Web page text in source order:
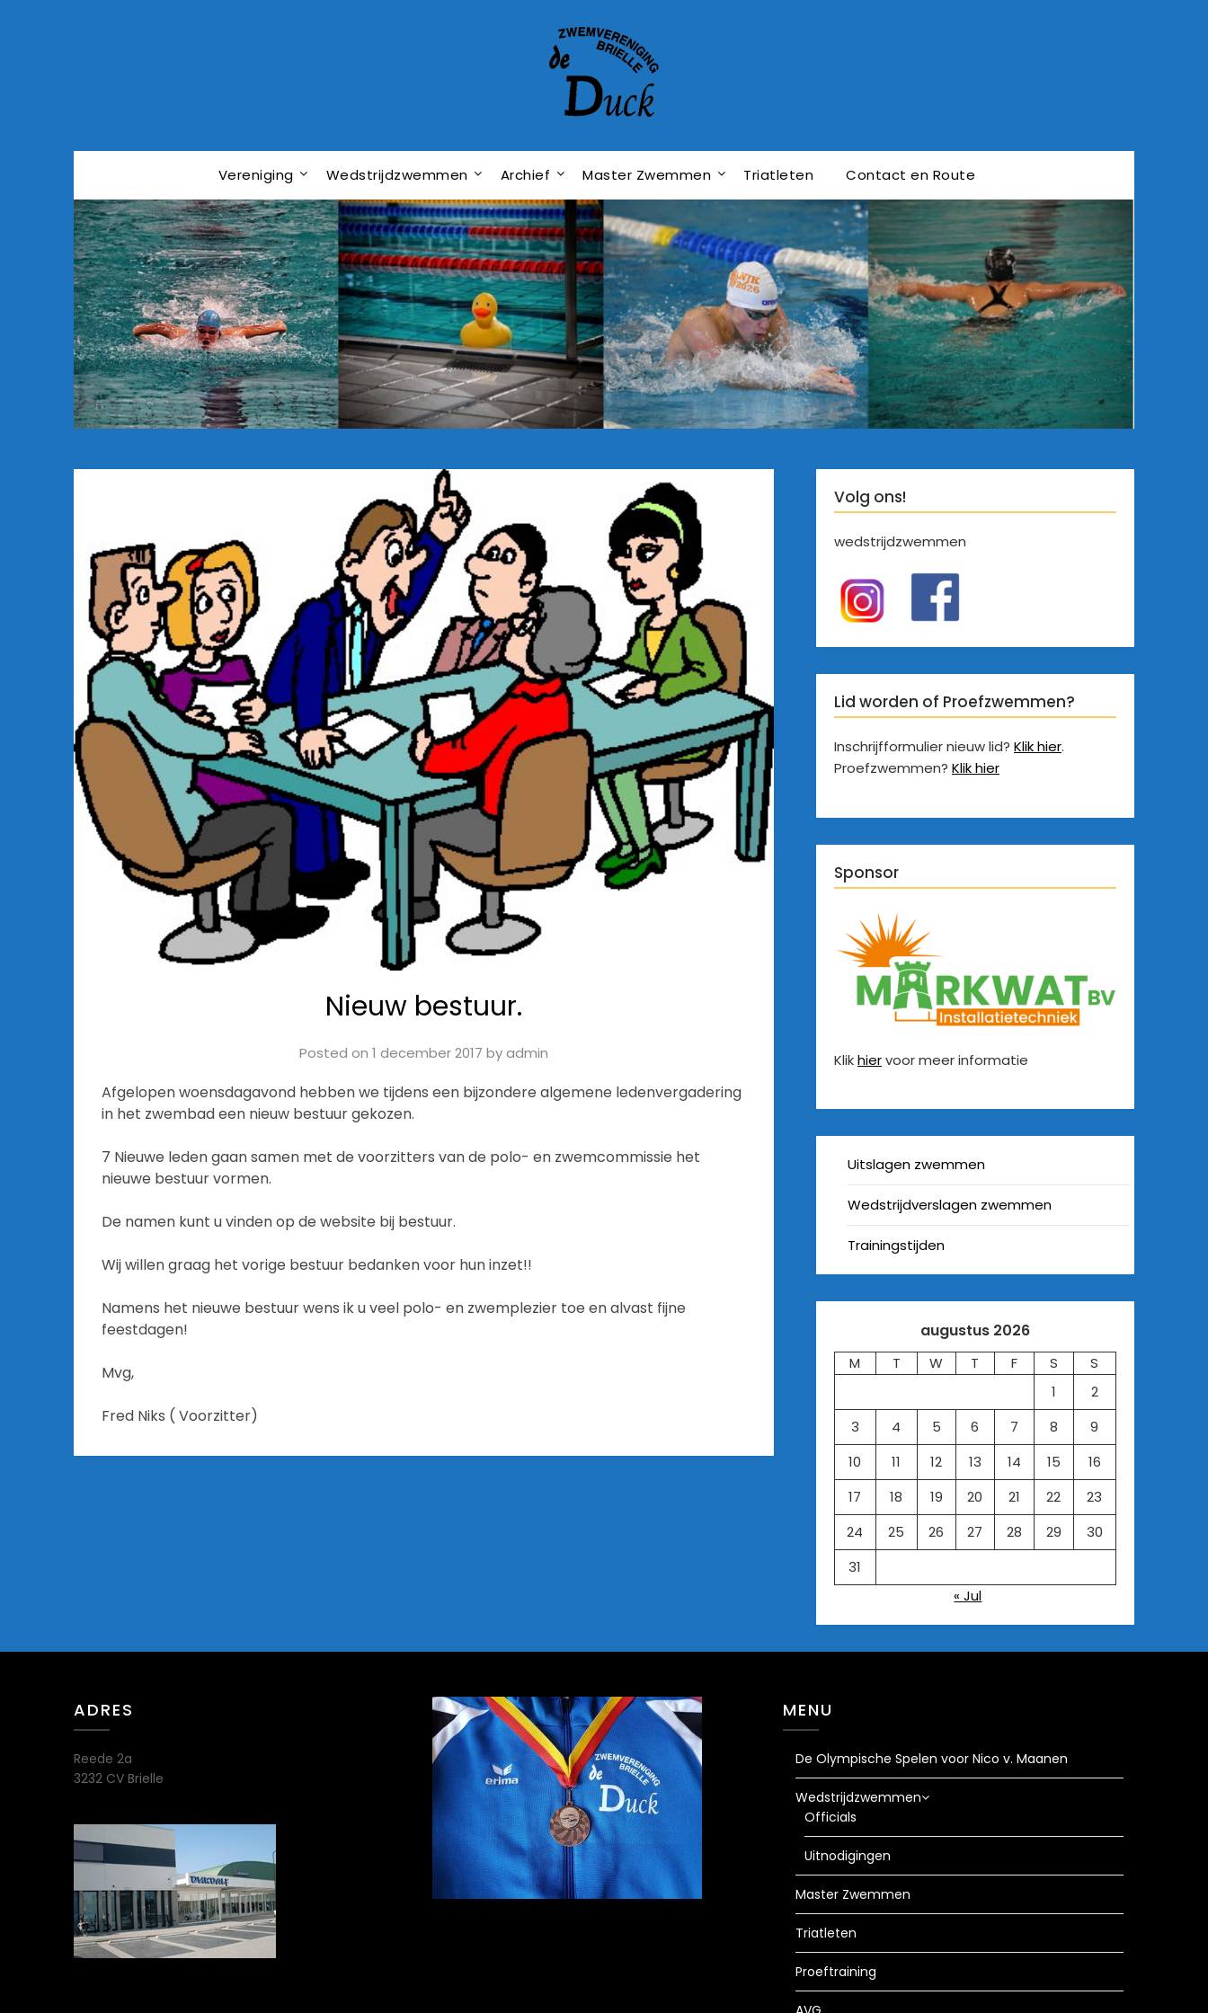
Vereniging Wedstrijdzwemmen Archief Master Zwemmen Triatleten Contact en Route
Nieuw bestuur.
Posted on 1 december 2017 byadmin
Afgelopen woensdagavond hebben we tijdens een bijzondere algemene ledenvergadering
in het zwembad een nieuw bestuur gekozen.
7 Nieuwe leden gaan samen met de voorzitters van de polo- en zwemcommissie het
nieuwe bestuur vormen.
De namen kunt u vinden op de website bij bestuur.
Wij willen graag het vorige bestuur bedanken voor hun inzet!!
Namens het nieuwe bestuur wens ik u veel polo- en zwemplezier toe en alvast fijne
feestdagen!
Mvg,
Fred Niks ( Voorzitter)
Volg ons!
wedstrijdzwemmen
Lid worden of Proefzwemmen?
Inschrijfformulier nieuw lid? Klik hier.
Proefzwemmen? Klik hier
Sponsor
Klikhiervoor meer informatie
Uitslagen zwemmen
Wedstrijdverslagen zwemmen
Trainingstijden
augustus 2026
M T W T F S
S
1
2
3
4 5 6 7 8
9
10
11 12 13 14 15
16
17
18 19 20 21 22
23
24
25 26 27 28 29
30
31
« Jul
ADRES
Reede 2a
3232 CV Brielle
MENU
De Olympische Spelen voor Nico v. Maanen
Wedstrijdzwemmen
Officials
Uitnodigingen
Master Zwemmen
Triatleten
Proeftraining